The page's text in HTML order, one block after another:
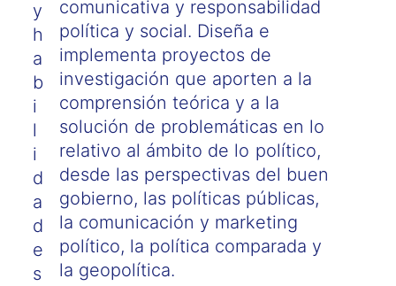
comunicativa y responsabilidad
política y social. Diseña e
implementa proyectos de
investigación que aporten a la
comprensión teórica y a la
solución de problemáticas en lo
relativo al ámbito de lo político,
desde las perspectivas del buen
gobierno, las políticas públicas,
la comunicación y marketing
político, la política comparada y
la geopolítica.
y
h
a
b
i
l
i
d
a
d
e
s